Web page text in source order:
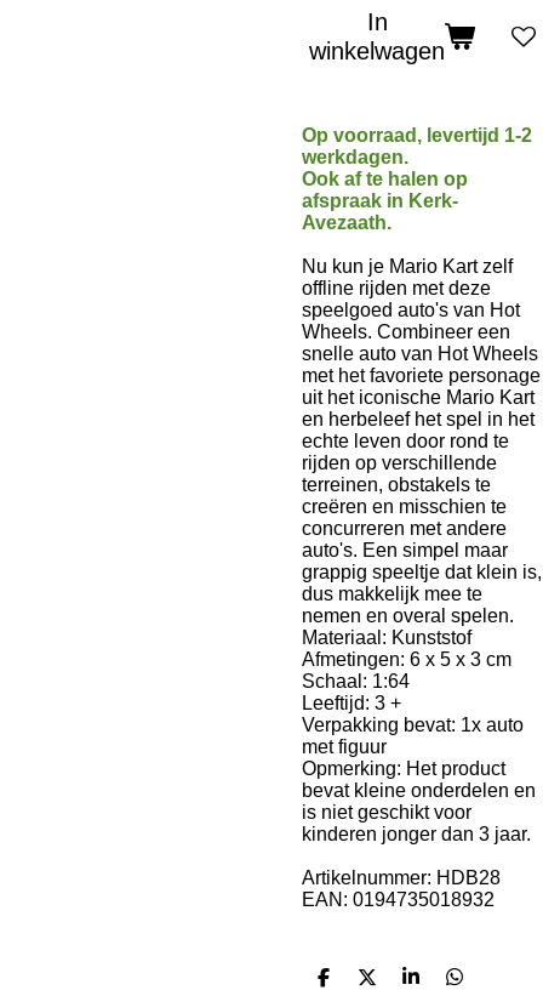
In
winkelwagen
Op voorraad, levertijd 1-2
werkdagen.
Ook af te halen op
afspraak in Kerk-
Avezaath.
Nu kun je Mario Kart zelf
offline rijden met deze
speelgoed auto's van Hot
Wheels. Combineer een
snelle auto van Hot Wheels
met het favoriete personage
uit het iconische Mario Kart
en herbeleef het spel in het
echte leven door rond te
rijden op verschillende
terreinen, obstakels te
creëren en misschien te
concurreren met andere
auto's. Een simpel maar
grappig speeltje dat klein is,
dus makkelijk mee te
nemen en overal spelen.
Materiaal: Kunststof
Afmetingen: 6 x 5 x 3 cm
Schaal: 1:64
Leeftijd: 3 +
Verpakking bevat: 1x auto
met figuur
Opmerking: Het product
bevat kleine onderdelen en
is niet geschikt voor
kinderen jonger dan 3 jaar.
Artikelnummer: HDB28
EAN: 0194735018932
D
D
S
D